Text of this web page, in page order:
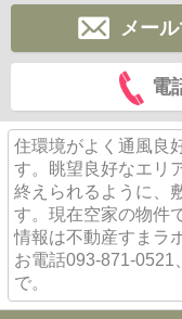
メー
電
住環境がよく通風良
す。眺望良好なエリ
終えられるように、
す。現在空家の物件
情報は不動産すまラ
お電話093-871-0521
で。